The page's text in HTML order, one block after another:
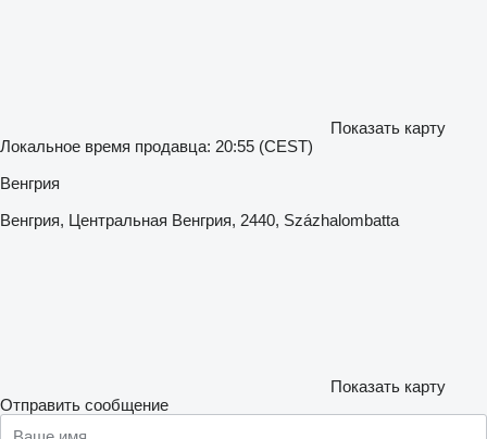
Показать карту
Локальное время продавца: 20:55 (CEST)
Венгрия
Венгрия, Центральная Венгрия, 2440, Százhalombatta
Показать карту
Отправить сообщение